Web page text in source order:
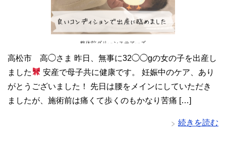
高松市 高◯さま 昨日、無事に32◯◯gの女の子を出産し
ました
安産で母子共に健康です。 妊娠中のケア、あり
がとうございました！ 先日は腰をメインにしていただき
ましたが、施術前は痛くて歩くのもかなり苦痛 […]
続きを読む